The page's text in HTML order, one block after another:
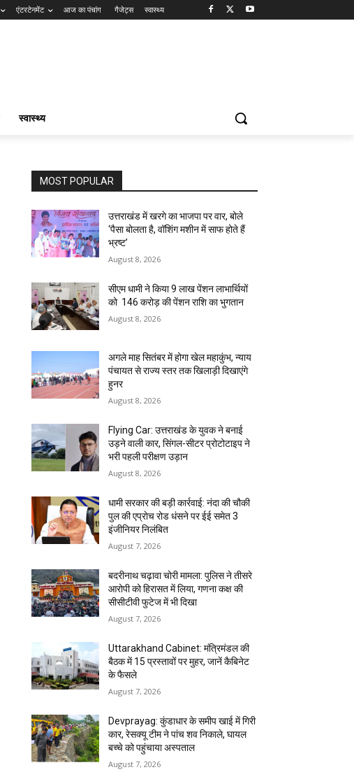
एंटरटेनमेंट आज का पंचांग गैजेट्स स्वास्थ्य
स्वास्थ्य
MOST POPULAR
उत्तराखंड में खरगे का भाजपा पर वार, बोले
‘पैसा बोलता है, वॉशिंग मशीन में साफ होते हैं
भ्रष्ट’
August 8, 2026
सीएम धामी ने किया 9 लाख पेंशन लाभार्थियों
को ₹ 146 करोड़ की पेंशन राशि का भुगतान
August 8, 2026
अगले माह सितंबर में होगा खेल महाकुंभ, न्याय
पंचायत से राज्य स्तर तक खिलाड़ी दिखाएंगे
हुनर
August 8, 2026
Flying Car: उत्तराखंड के युवक ने बनाई
उड़ने वाली कार, सिंगल-सीटर प्रोटोटाइप ने
भरी पहली परीक्षण उड़ान
August 8, 2026
धामी सरकार की बड़ी कार्रवाई: नंदा की चौकी
पुल की एप्राेच रोड धंसने पर ईई समेत 3
इंजीनियर निलंबित
August 7, 2026
बदरीनाथ चढ़ावा चोरी मामला: पुलिस ने तीसरे
आरोपी को हिरासत में लिया, गणना कक्ष की
सीसीटीवी फुटेज में भी दिखा
August 7, 2026
Uttarakhand Cabinet: मंत्रिमंडल की
बैठक में 15 प्रस्तावों पर मुहर, जानें कैबिनेट
के फैसले
August 7, 2026
Devprayag: कुंडाधार के समीप खाई में गिरी
कार, रेसक्यू टीम ने पांच शव निकाले, घायल
बच्चे को पहुंचाया अस्पताल
August 7, 2026